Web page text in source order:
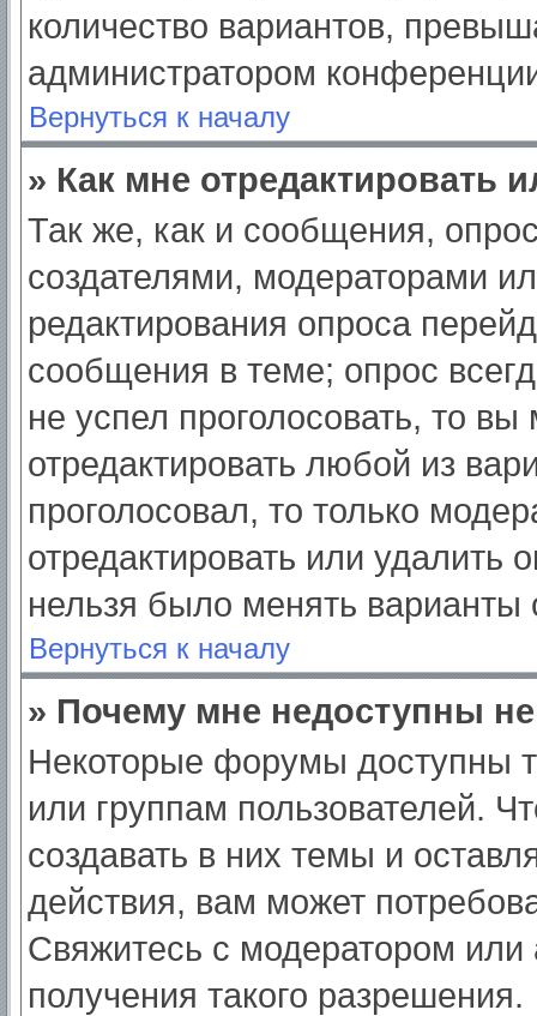
количество вариантов,
администратором
Вернуться к началу
» Как мне отредактировать
Так же, как и сообщения,
создателями, модераторами
редактирования опроса
сообщения в теме; опрос
не успел проголосовать, то
отредактировать любой из
проголосовал, то только
отредактировать или удалить
нельзя было менять варианты
Вернуться к началу
» Почему мне недоступны
Некоторые форумы доступны
или группам пользователей.
создавать в них темы и
действия, вам может
Свяжитесь с модератором
получения такого разрешения.